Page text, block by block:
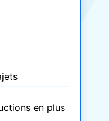
en plus